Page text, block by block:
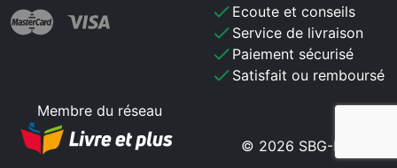
check Ecoute et conseils
check Service de livraison
check Paiement sécurisé
check Satisfait ou remboursé
Membre du réseau
© 2026 SBG-MB